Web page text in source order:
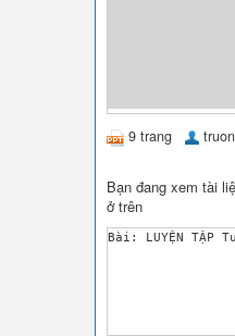
9 trang
Bạn đang xem tài
ở trên
Bài: LUYỆN TẬP